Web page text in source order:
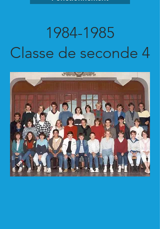
1984-1985
Classe de seconde 4